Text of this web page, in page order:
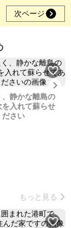
次ページ
静かな離島の
入れて蘇らせ
さい
もっと見る